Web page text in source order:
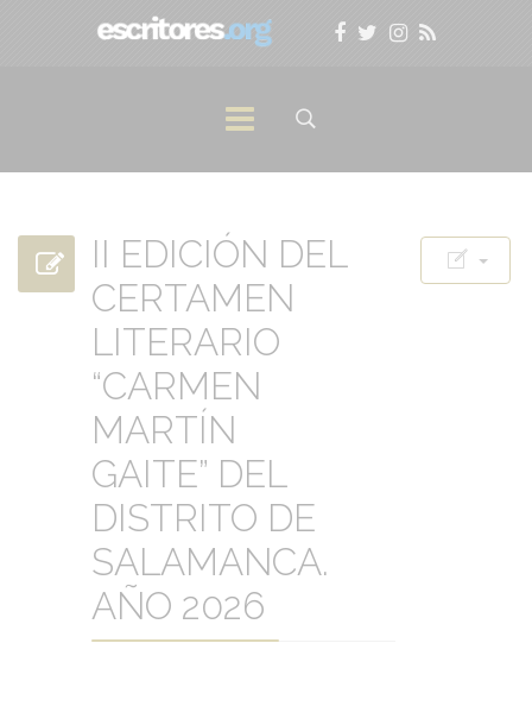
II EDICIÓN DEL
CERTAMEN
LITERARIO
“CARMEN
MARTÍN
GAITE” DEL
DISTRITO DE
SALAMANCA.
AÑO 2026